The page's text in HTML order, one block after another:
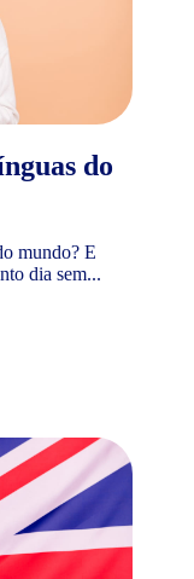
do
mundo? E
dia sem...